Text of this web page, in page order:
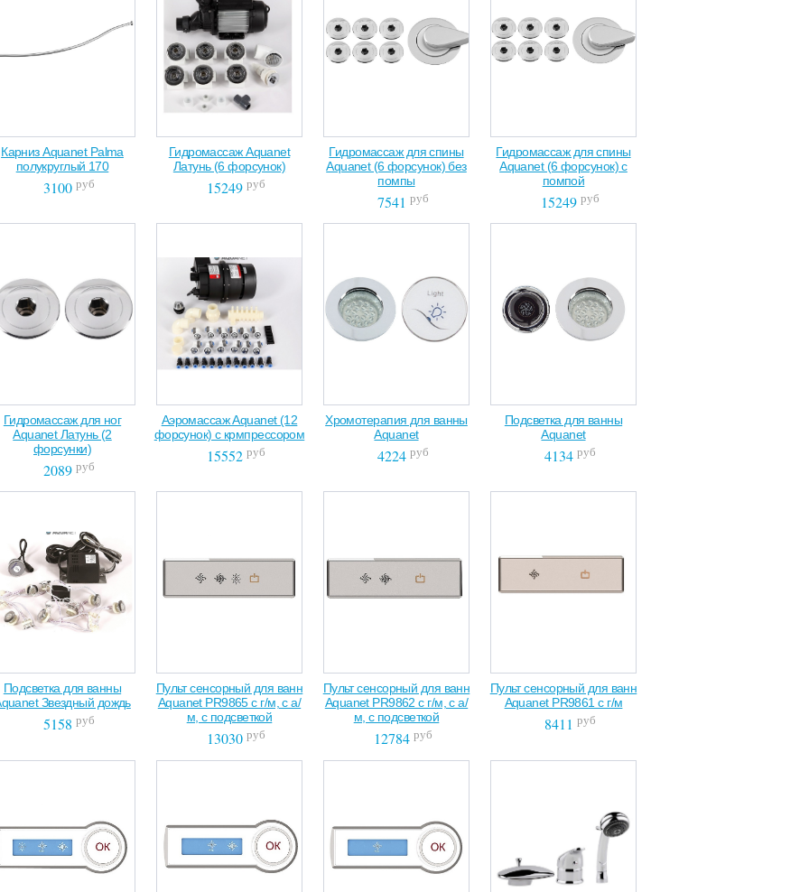
Карниз Aquanet Palma
полукруглый 170
3100 руб
Гидромассаж Aquanet
Латунь (6 форсунок)
15249 руб
Гидромассаж для спины
Aquanet (6 форсунок) без
помпы
7541 руб
Гидромассаж для спины
Aquanet (6 форсунок) с
помпой
15249 руб
Гидромассаж для ног
Aquanet Латунь (2
форсунки)
2089 руб
Аэромассаж Aquanet (12
форсунок) с крмпрессором
15552 руб
Хромотерапия для ванны
Aquanet
4224 руб
Подсветка для ванны
Aquanet
4134 руб
Подсветка для ванны
Звездный дождь
5158 руб
Пульт сенсорный для ванн
Aquanet PR9865 с г/м, с а/
м, с подсветкой
13030 руб
Пульт сенсорный для ванн
Aquanet PR9862 с г/м, с а/
м, с подсветкой
12784 руб
Пульт сенсорный для ванн
Aquanet PR9861 с г/м
8411 руб